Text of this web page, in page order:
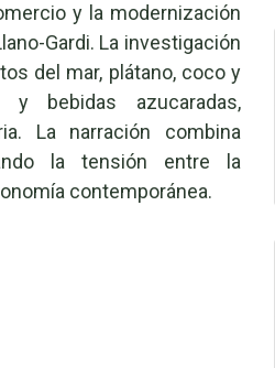
y la modernización
Gardi. La investigación
del mar, plátano, coco y
y bebidas azucaradas,
La narración combina
la tensión entre la
contemporánea.